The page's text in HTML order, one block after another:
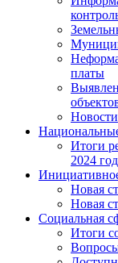
платы
Новости
Итоги
2024
Новая
Новая
Социальная
Итоги